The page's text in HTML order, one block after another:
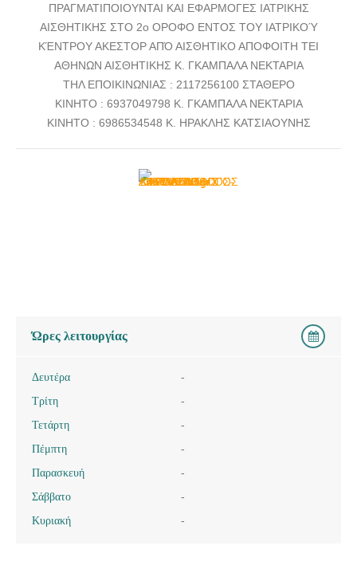
ΠΡΑΓΜΑΤΙΠΟΙΟΥΝΤΑΙ ΚΑΙ ΕΦΑΡΜΟΓΕΣ ΙΑΤΡΙΚΗΣ
ΑΙΣΘΗΤΙΚΗΣ ΣΤΟ 2ο ΟΡΟΦΟ ΕΝΤΟΣ ΤΟΥ ΙΑΤΡΙΚΟΎ
ΚΈΝΤΡΟΥ ΑΚΕΣΤΟΡ ΑΠΌ ΑΙΣΘΗΤΙΚΟ ΑΠΟΦΟΙΤΗ ΤΕΙ
ΑΘΗΝΩΝ ΑΙΣΘΗΤΙΚΗΣ Κ. ΓΚΑΜΠΑΛΑ ΝΕΚΤΑΡΙΑ
ΤΗΛ ΕΠΟΙΚΙΝΩΝΙΑΣ : 2117256100 ΣΤΑΘΕΡΟ
ΚΙΝΗΤΟ : 6937049798 Κ. ΓΚΑΜΠΑΛΑ ΝΕΚΤΑΡΙΑ
ΚΙΝΗΤΟ : 6986534548 Κ. ΗΡΑΚΛΗΣ ΚΑΤΣΙΑΟΥΝΗΣ
Ώρες λειτουργίας
Δευτέρα
-
Τρίτη
-
Τετάρτη
-
Πέμπτη
-
Παρασκευή
-
Σάββατο
-
Κυριακή
-